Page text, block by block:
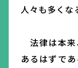
人々も多くな
法律は本来
あるはずで